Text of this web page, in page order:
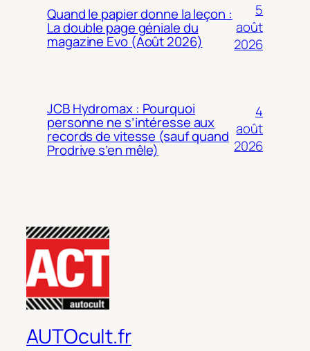
Quand le papier donne la leçon :
La double page géniale du
magazine Evo (Août 2026)
5
août
2026
JCB Hydromax : Pourquoi
personne ne s’intéresse aux
records de vitesse (sauf quand
Prodrive s’en mêle)
4
août
2026
AUTOcult.fr